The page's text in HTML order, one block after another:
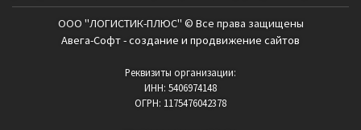
ООО "ЛОГИСТИК-ПЛЮС" © Все права защищены
Авега-Софт - создание и продвижение сайтов
Реквизиты организации:
ИНН: 5406974148
ОГРН: 1175476042378